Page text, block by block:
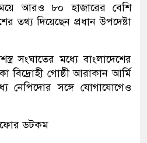
আরও ৮০ হাজারের বেশি
তথ্য দিয়েছেন প্রধান উপদেষ্টা
সংঘাতের মধ্যে বাংলাদেশের
বিদ্রোহী গোষ্ঠী আরাকান আর্মি
নেপিদোর সঙ্গে যোগাযোগেও
ডটকম